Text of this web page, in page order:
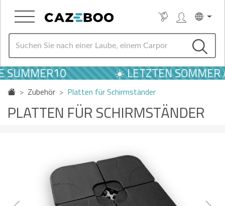
☀️ LETZTEN SOMMER
Zubehör Platten für Schirmständer
PLATTEN FÜR SCHIRMSTÄNDER